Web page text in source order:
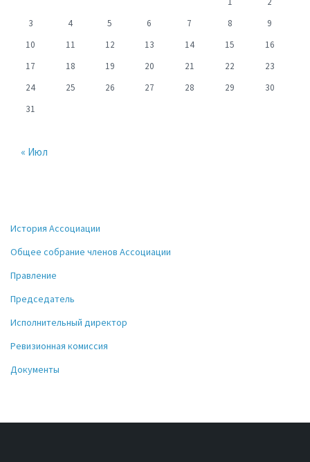
3
4 5 6 7 8
9
10
11 12 13 14 15
16
17
18 19 20 21 22
23
24
25 26 27 28 29
30
31
« Июл
История Ассоциации
Общее собрание членов Ассоциации
Правление
Председатель
Исполнительный директор
Ревизионная комиссия
Документы